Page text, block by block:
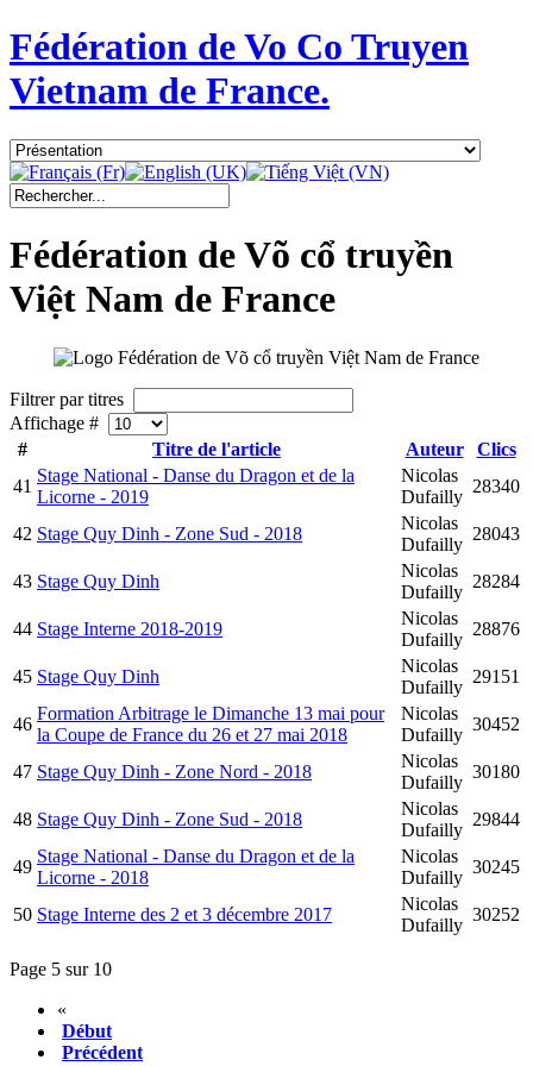
Fédération de Vo Co Truyen
Vietnam de France.
Fédération de Võ cổ truyền
Việt Nam de France
Filtrer par titres
Affichage #
#
Titre de l'article Auteur
Clics
41
Stage National - Danse du Dragon et de la
Licorne - 2019
Nicolas
Dufailly
28340
42 Stage Quy Dinh - Zone Sud - 2018
Nicolas
Dufailly
28043
43 Stage Quy Dinh
Nicolas
Dufailly
28284
44 Stage Interne 2018-2019
Nicolas
Dufailly
28876
45 Stage Quy Dinh
Nicolas
Dufailly
29151
46
Formation Arbitrage le Dimanche 13 mai pour
la Coupe de France du 26 et 27 mai 2018
Nicolas
Dufailly
30452
47 Stage Quy Dinh - Zone Nord - 2018
Nicolas
Dufailly
30180
48 Stage Quy Dinh - Zone Sud - 2018
Nicolas
Dufailly
29844
49
Stage National - Danse du Dragon et de la
Licorne - 2018
Nicolas
Dufailly
30245
50 Stage Interne des 2 et 3 décembre 2017
Nicolas
Dufailly
30252
Page 5 sur 10
«
Début
Précédent